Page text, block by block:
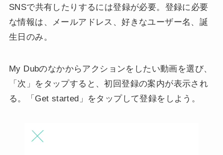
SNSで共有したりするには登録が必要。登録に必要
な情報は、メールアドレス、好きなユーザー名、誕
生日のみ。
My Dubのなかからアクションをしたい動画を選び、
「次」をタップすると、初回登録の案内が表示され
る。「Get started」をタップして登録をしよう。